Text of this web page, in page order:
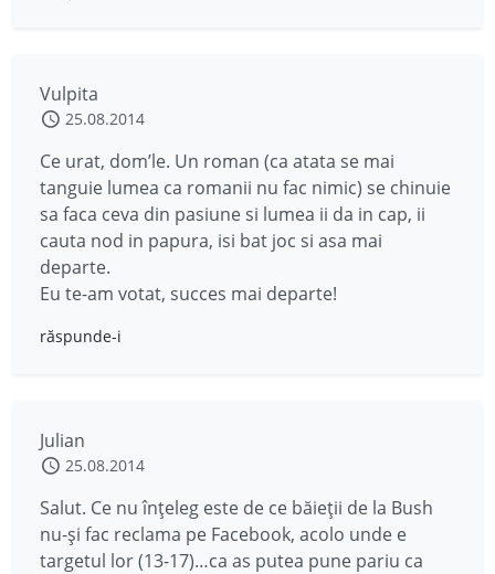
Vulpita
25.08.2014
Ce urat, dom’le. Un roman (ca atata se mai
tanguie lumea ca romanii nu fac nimic) se chinuie
sa faca ceva din pasiune si lumea ii da in cap, ii
cauta nod in papura, isi bat joc si asa mai
departe.
Eu te-am votat, succes mai departe!
răspunde-i
Julian
25.08.2014
Salut. Ce nu înțeleg este de ce băieții de la Bush
nu-și fac reclama pe Facebook, acolo unde e
targetul lor (13-17)…ca as putea pune pariu ca